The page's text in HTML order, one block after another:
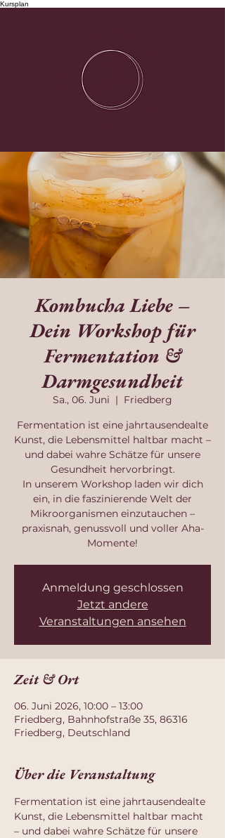
Kursplan
Kombucha Liebe –
Dein Workshop für
Fermentation &
Darmgesundheit
Sa., 06. Juni
  |
Friedberg
Fermentation ist eine jahrtausendealte
Kunst, die Lebensmittel haltbar macht –
und dabei wahre Schätze für unsere
Gesundheit hervorbringt.
In unserem Workshop laden wir dich
ein, in die faszinierende Welt der
Mikroorganismen einzutauchen –
praxisnah, genussvoll und voller Aha-
Momente!
Anmeldung geschlossen
Jetzt andere
Veranstaltungen ansehen
Zeit & Ort
06. Juni 2026, 10:00 – 13:00
Friedberg, Bahnhofstraße 35, 86316
Friedberg, Deutschland
Über die Veranstaltung
Fermentation ist eine jahrtausendealte
Kunst, die Lebensmittel haltbar macht
– und dabei wahre Schätze für unsere